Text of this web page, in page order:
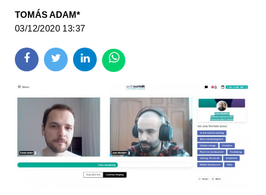
TOMÁS ADAM*
03/12/2020 13:37